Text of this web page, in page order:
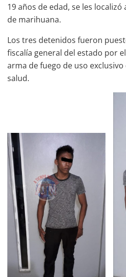
19 años de edad, se les
de marihuana.
Los tres detenidos fueron
fiscalía general del estado por
arma de fuego de uso
salud.